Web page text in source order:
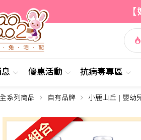
優惠活動 抗病毒專區
全系列商品 自有品牌 小鹿山丘 | 嬰幼